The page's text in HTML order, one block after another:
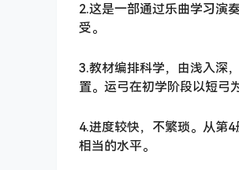
2.这是一部通过乐曲学习演
受。
3.教材编排科学，由浅入深
置。运弓在初学阶段以短弓
4.进度较快，不繁琐。从第
相当的水平。